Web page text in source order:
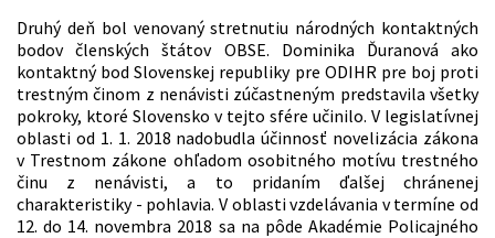
Druhý deň bol venovaný stretnutiu národných kontaktných
bodov členských štátov OBSE. Dominika Ďuranová ako
kontaktný bod Slovenskej republiky pre ODIHR pre boj proti
trestným činom z nenávisti zúčastneným predstavila všetky
pokroky, ktoré Slovensko v tejto sfére učinilo. V legislatívnej
oblasti od 1. 1. 2018 nadobudla účinnosť novelizácia zákona
v Trestnom zákone ohľadom osobitného motívu trestného
činu z nenávisti, a to pridaním ďalšej chránenej
charakteristiky - pohlavia. V oblasti vzdelávania v termíne od
12. do 14. novembra 2018 sa na pôde Akadémie Policajného